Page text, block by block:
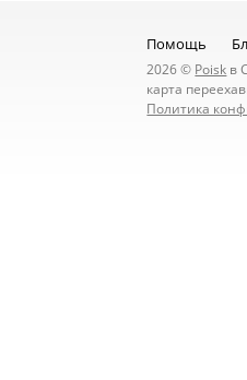
Помощь
2026 © Poisk в
карта
Политика